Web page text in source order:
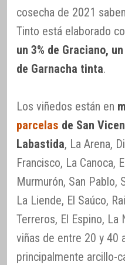
cosecha de 2021
Tinto está elaborado
un 3% de Graciano,
de Garnacha tinta.
Los viñedos están en
parcelas de San
Labastida, La Arena,
Francisco, La Canoca,
Murmurón, San Pablo,
La Liende, El Saúco,
Terreros, El Espino, La
viñas de entre 20 y 40
principalmente arcillo-